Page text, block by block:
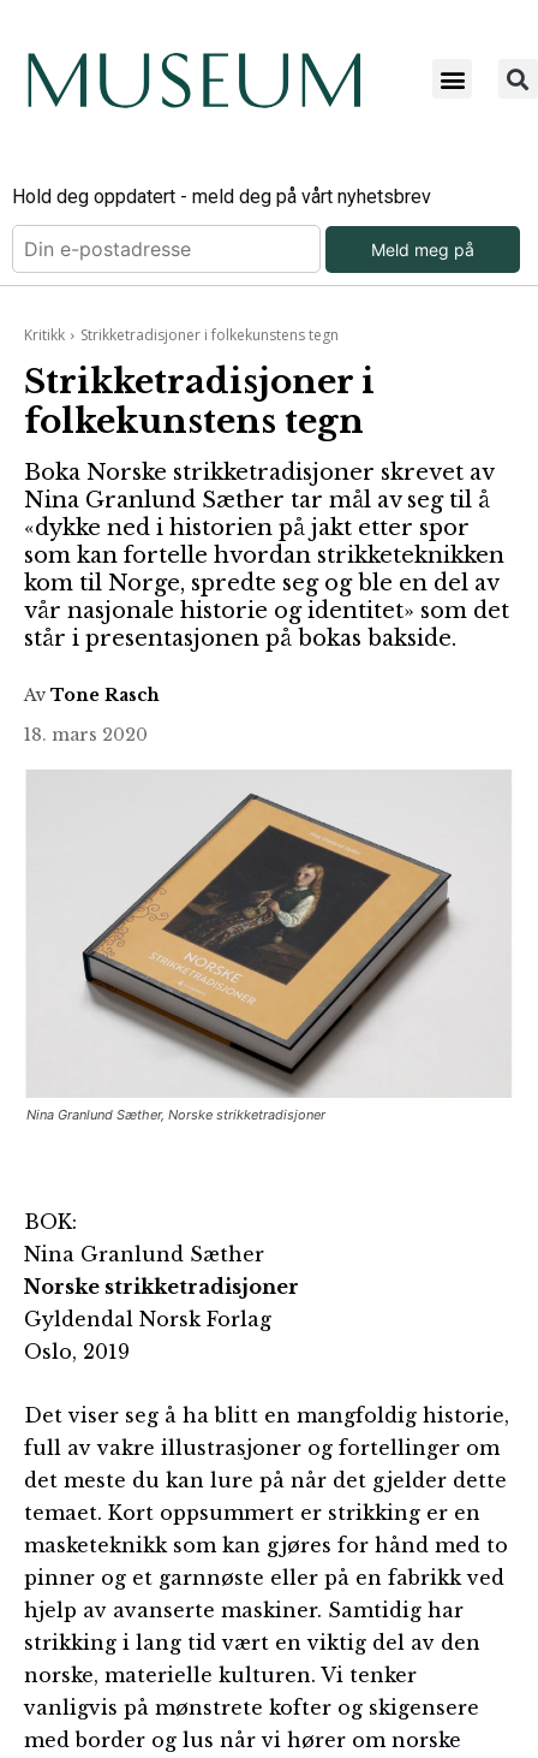
Hold deg oppdatert - meld deg på vårt nyhetsbrev
Meld meg på
Kritikk Strikketradisjoner i folkekunstens tegn
Strikketradisjoner i
folkekunstens tegn
Boka Norske strikketradisjoner skrevet av
Nina Granlund Sæther tar mål av seg til å
«dykke ned i historien på jakt etter spor
som kan fortelle hvordan strikketeknikken
kom til Norge, spredte seg og ble en del av
vår nasjonale historie og identitet» som det
står i presentasjonen på bokas bakside.
Av Tone Rasch
18. mars 2020
Nina Granlund Sæther, Norske strikketradisjoner
BOK:
Nina Granlund Sæther
Norske strikketradisjoner
Gyldendal Norsk Forlag
Oslo, 2019
Det viser seg å ha blitt en mangfoldig historie,
full av vakre illustrasjoner og fortellinger om
det meste du kan lure på når det gjelder dette
temaet. Kort oppsummert er strikking er en
masketeknikk som kan gjøres for hånd med to
pinner og et garnnøste eller på en fabrikk ved
hjelp av avanserte maskiner. Samtidig har
strikking i lang tid vært en viktig del av den
norske, materielle kulturen. Vi tenker
vanligvis på mønstrete kofter og skigensere
med border og lus når vi hører om norske